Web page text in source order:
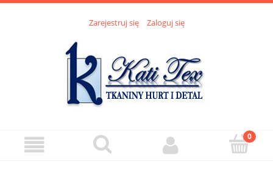
Zarejestruj się Zaloguj się